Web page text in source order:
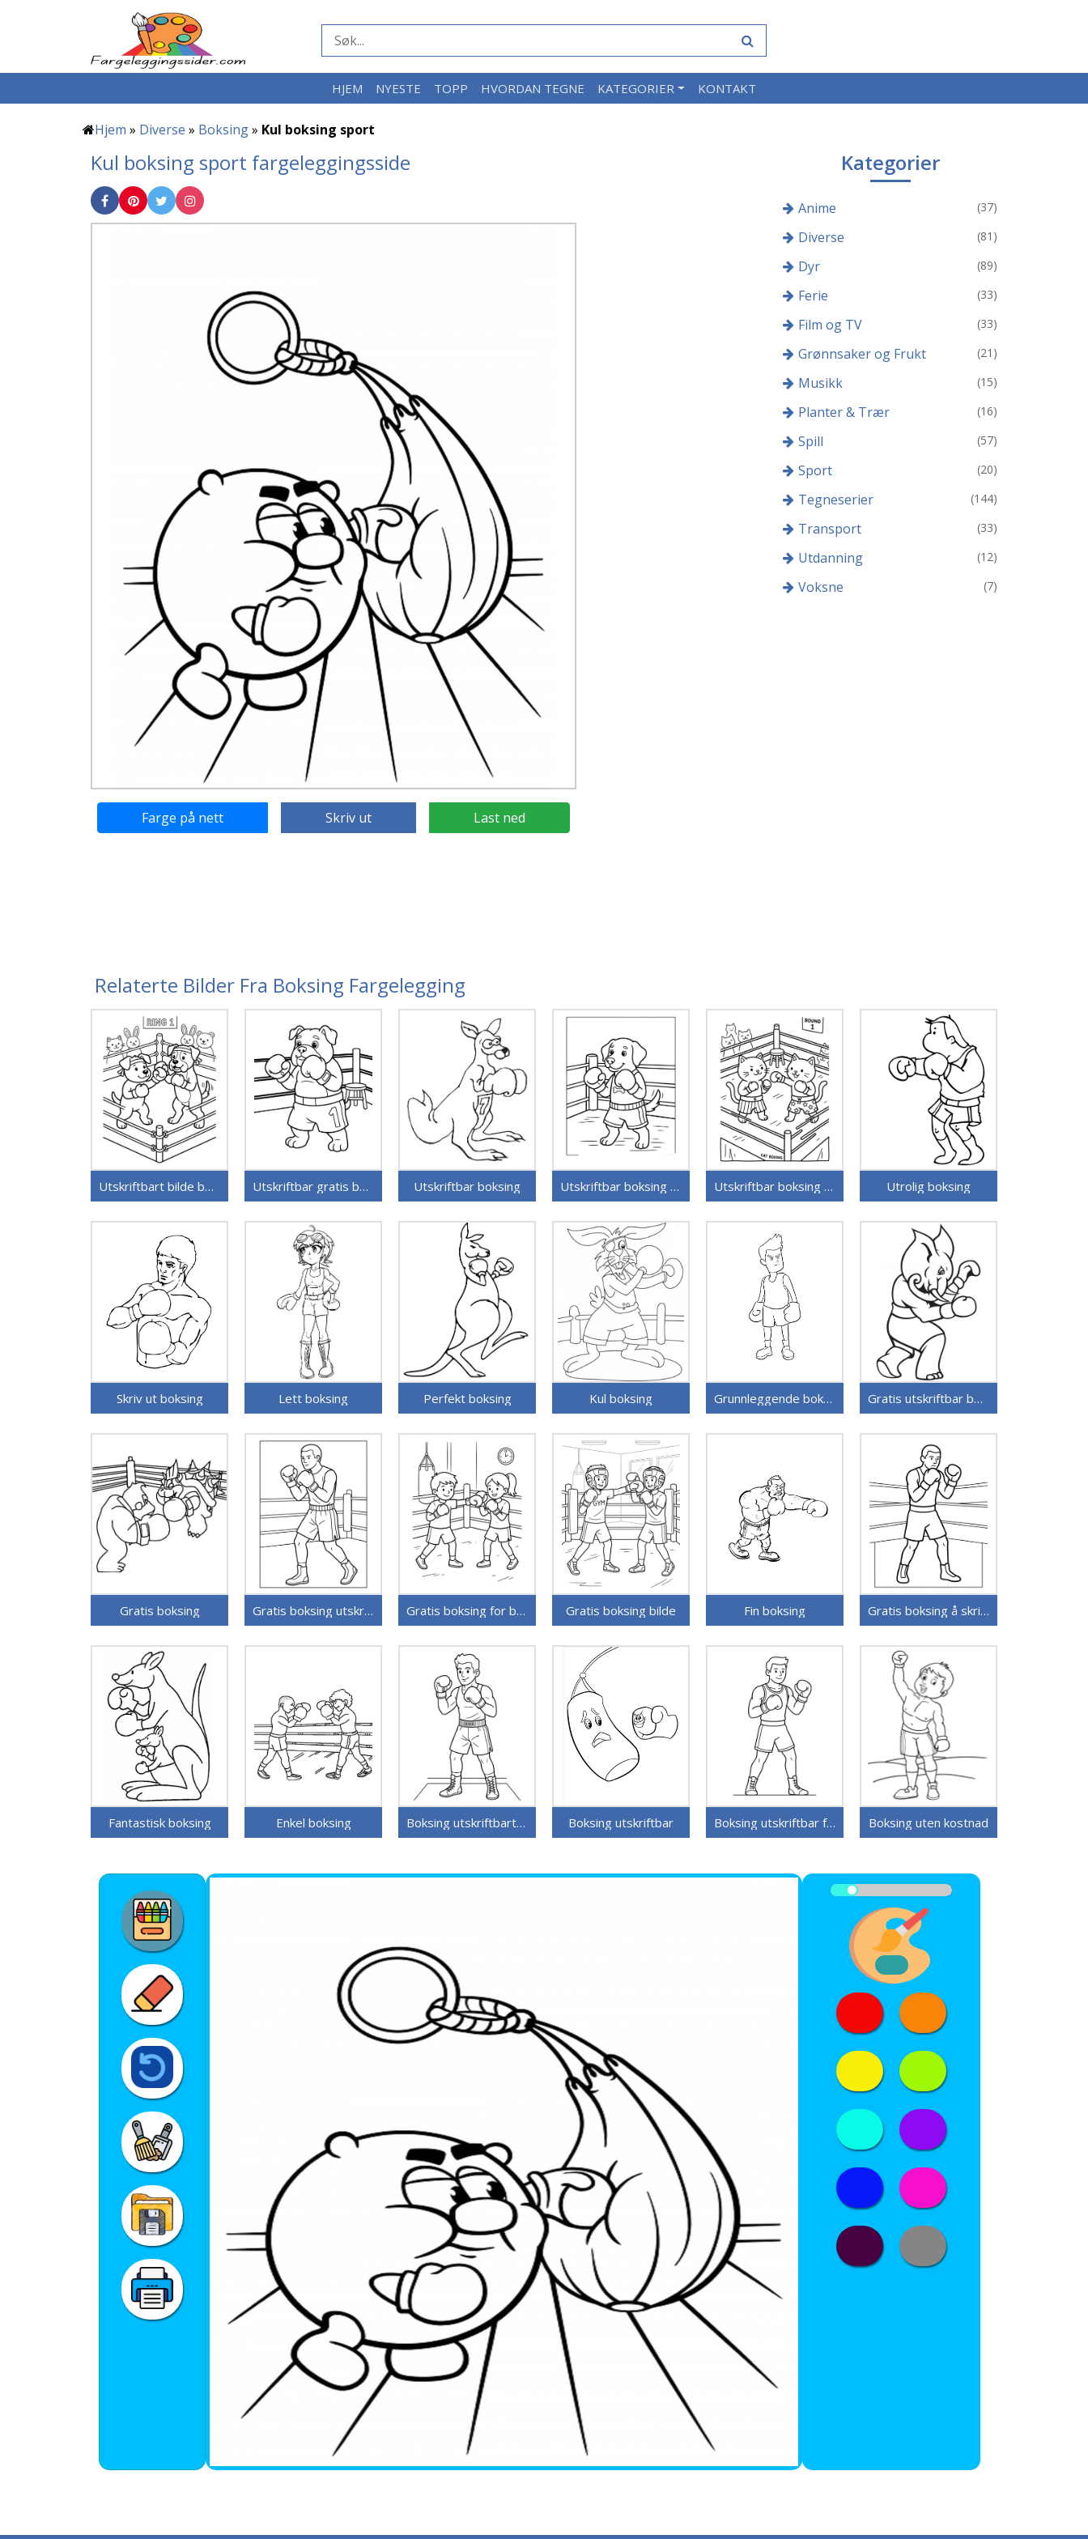
HJEM NYESTE TOPP HVORDAN TEGNE KATEGORIER KONTAKT
Hjem » Diverse » Boksing» Kul boksing sport
Kul boksing sport fargeleggingsside
Farge på nett Skriv ut Last ned
Kategorier
Anime (37)
Diverse (81)
Dyr (89)
Ferie (33)
Film og TV (33)
Grønnsaker og Frukt (21)
Musikk (15)
Planter & Trær (16)
Spill (57)
Sport (20)
Tegneserier (144)
Transport (33)
Utdanning (12)
Voksne (7)
Relaterte Bilder Fra Boksing Fargelegging
Utskriftbart bilde boksing Utskriftbar gratis boksing Utskriftbar boksing Utskriftbar boksing uten kostnad Utskriftbar boksing for barn Utrolig boksing
Skriv ut boksing Lett boksing Perfekt boksing Kul boksing Grunnleggende boksing Gratis utskriftbar boksing
Gratis boksing Gratis boksing utskriftbar Gratis boksing for barn Gratis boksing bilde Fin boksing Gratis boksing å skrive ut
Fantastisk boksing Enkel boksing Boksing utskriftbart bilde Boksing utskriftbar Boksing utskriftbar for barn Boksing uten kostnad